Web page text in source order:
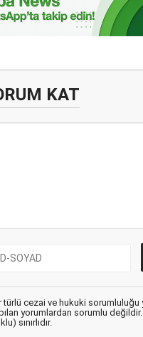
KAT
türlü cezai ve hukuki
yorumlardan sorumlu
sınırlıdır.